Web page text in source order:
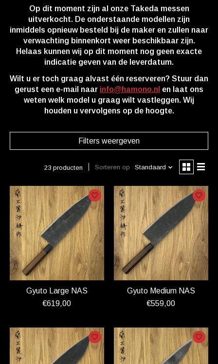
Op dit moment zijn al onze Takeda messen
uitverkocht. De onderstaande modellen zijn
inmiddels opnieuw besteld bij de maker en zullen naar
verwachting binnenkort weer beschikbaar zijn.
Helaas kunnen wij op dit moment nog geen exacte
indicatie geven van de leverdatum.
Wilt u er toch graag alvast één reserveren? Stuur dan
gerust een e-mail naar info@hamono.nl en laat ons
weten welk model u graag wilt vastleggen. Wij
houden u vervolgens op de hoogte.
Filters weergeven
23 producten Sorteren op Standaard
Gyuto Large NAS
€619,00
Gyuto Medium NAS
€559,00